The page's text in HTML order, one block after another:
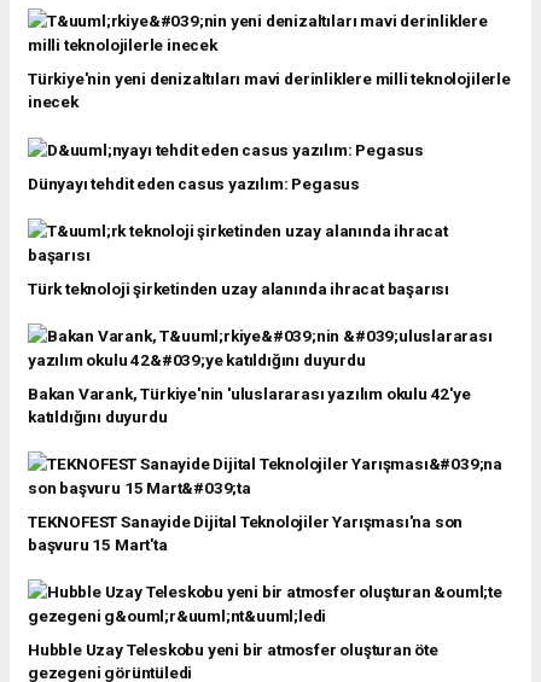
Türkiye'nin yeni denizaltıları mavi derinliklere milli teknolojilerle
inecek
Dünyayı tehdit eden casus yazılım: Pegasus
Türk teknoloji şirketinden uzay alanında ihracat başarısı
Bakan Varank, Türkiye'nin 'uluslararası yazılım okulu 42'ye
katıldığını duyurdu
TEKNOFEST Sanayide Dijital Teknolojiler Yarışması'na son
başvuru 15 Mart'ta
Hubble Uzay Teleskobu yeni bir atmosfer oluşturan öte
gezegeni görüntüledi